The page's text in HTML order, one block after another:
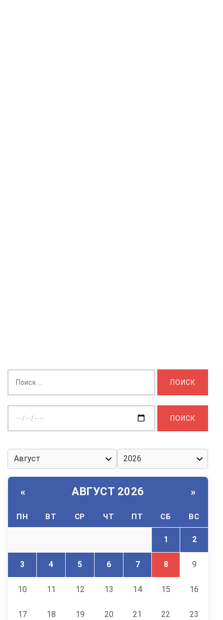
дату:
« АВГУСТ 2026 »
ПН ВТ СР ЧТ ПТ СБ ВС
1 2
3 4 5 6 7 8 9
10 11 12 13 14 15 16
17 18 19 20 21 22 23